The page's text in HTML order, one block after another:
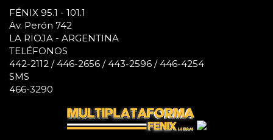
FÉNIX 95.1 - 101.1
Av. Perón 742
LA RIOJA - ARGENTINA
TELÉFONOS
442-2112 / 446-2656 / 443-2596 / 446-4254
SMS
466-3290